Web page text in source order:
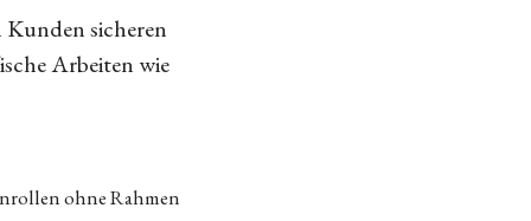
sicheren
Arbeiten wie
ohne Rahmen